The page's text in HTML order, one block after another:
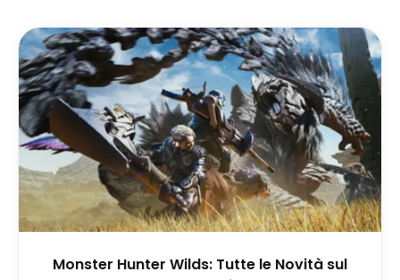
Monster Hunter Wilds: Tutte le Novità sul